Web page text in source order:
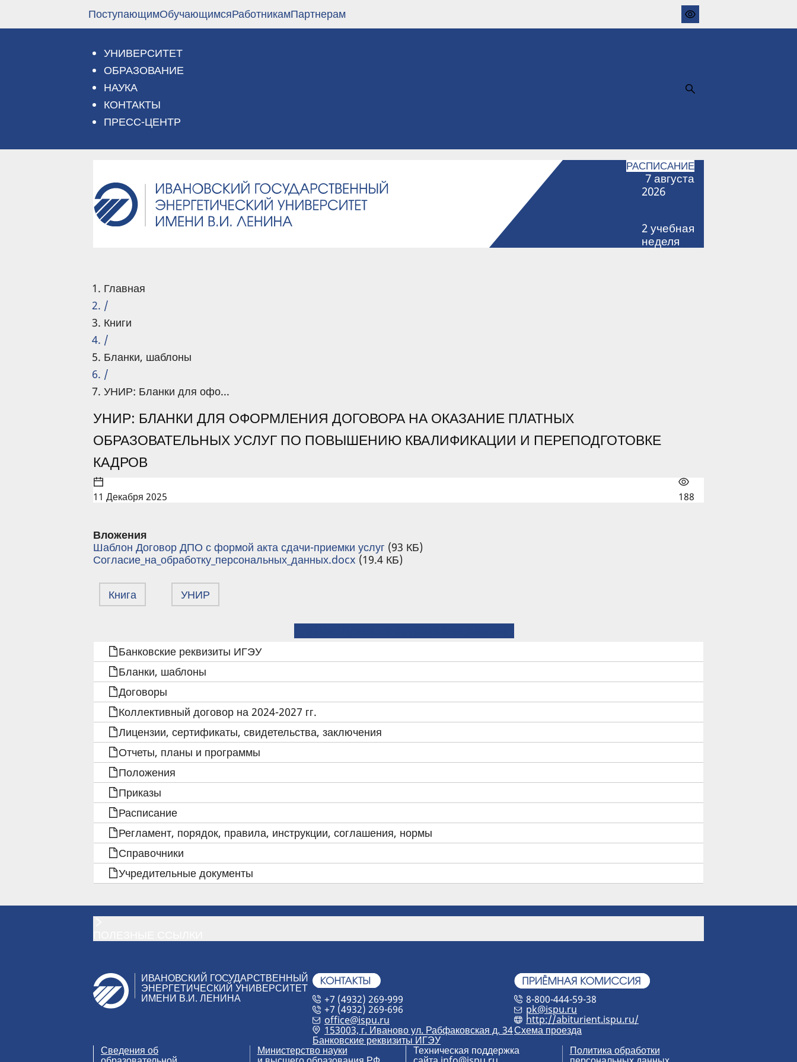
основному
ПоступающимОбучающимсяРаботникамПартнерам
УНИВЕРСИТЕТ
ОБРАЗОВАНИЕ
НАУКА
КОНТАКТЫ
ПРЕСС-ЦЕНТР
РАСПИСАНИЕ
7августа
2026
2учебная
неделя
Главная
/
Книги
/
Бланки, шаблоны
/
УНИР: Бланки для офо...
УНИР: БЛАНКИ ДЛЯ ОФОРМЛЕНИЯ ДОГОВОРА НА ОКАЗАНИЕ ПЛАТНЫХ
ОБРАЗОВАТЕЛЬНЫХ УСЛУГ ПО ПОВЫШЕНИЮ КВАЛИФИКАЦИИ И ПЕРЕПОДГОТОВКЕ
КАДРОВ
11 Декабря 2025 188
Вложения
Шаблон Договор ДПО с формой акта сдачи-приемки услуг (93 КБ)
Согласие_на_обработку_персональных_данных.docx (19.4 КБ)
Книга УНИР
ССЫЛКИ
КНИГИ
ДЛЯ
УНИР:
БЛАНКИ
ДЛЯ
ОФОРМЛЕНИЯ
ДОГОВОРА
НА
ОКАЗАНИЕ
УСЛУГ
ПО
Банковские реквизиты ИГЭУ
Бланки, шаблоны
Договоры
Коллективный договор на 2024-2027 гг.
Лицензии, сертификаты, свидетельства, заключения
Отчеты, планы и программы
Положения
Приказы
Расписание
Регламент, порядок, правила, инструкции, соглашения, нормы
Справочники
Учредительные документы
ИВАНОВСКИЙ ГОСУДАРСТВЕННЫЙ
ЭНЕРГЕТИЧЕСКИЙ УНИВЕРСИТЕТ
ИМЕНИ В.И. ЛЕНИНА
+7 (4932) 269-999
+7 (4932) 269-696
office@ispu.ru
153003, г. Иваново ул. Рабфаковская д. 34
Банковские реквизиты ИГЭУ
8-800-444-59-38
pk@ispu.ru
http://abiturient.ispu.ru/
Схема проезда
Сведения об
Министерство науки Техническая поддержка Политика обработки